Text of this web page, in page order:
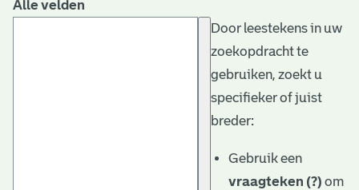
Alle velden
Door leestekens in uw
zoekopdracht te
gebruiken, zoekt u
specifieker of juist
breder:
Gebruik een
vraagteken (?) om